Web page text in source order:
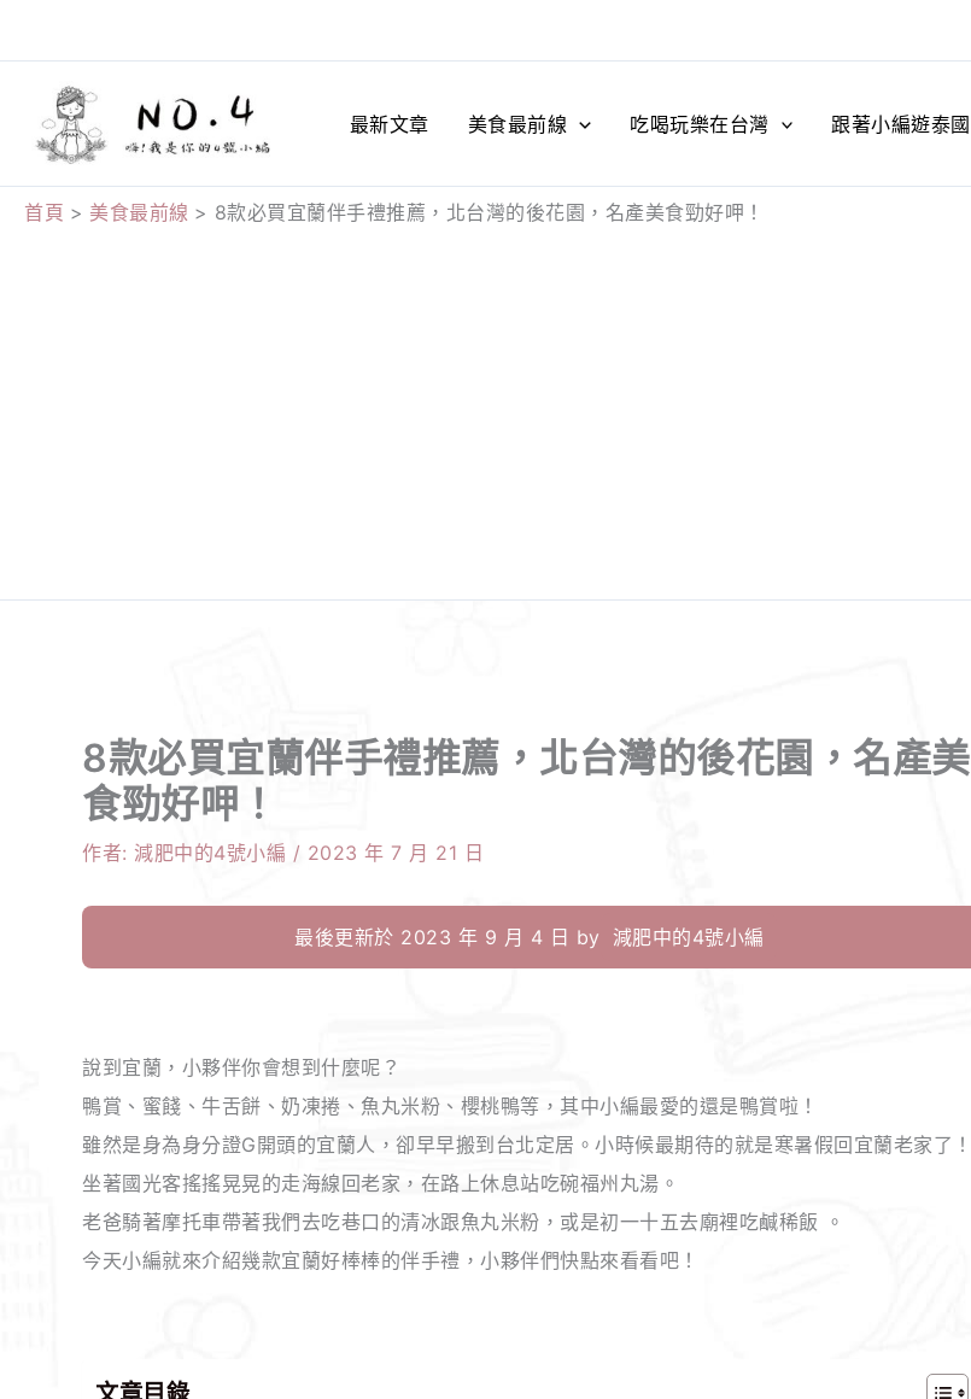
至
最新文章 美食最前線 吃喝玩樂在台灣 跟著小編遊泰國
首頁 美食最前線 8款必買宜蘭伴手禮推薦，北台灣的後花園，名產美食勁好呷！
8款必買宜蘭伴手禮推薦，北台灣的後花園，名產美
食勁好呷！
作者: 減肥中的4號小編 / 2023 年 7 月 21 日
最後更新於 2023 年 9 月 4 日 by 減肥中的4號小編
說到宜蘭，小夥伴你會想到什麼呢？
鴨賞、蜜餞、牛舌餅、奶凍捲、魚丸米粉、櫻桃鴨等，其中小編最愛的還是鴨賞啦！
雖然是身為身分證G開頭的宜蘭人，卻早早搬到台北定居。小時候最期待的就是寒暑假回宜蘭老家了！
坐著國光客搖搖晃晃的走海線回老家，在路上休息站吃碗福州丸湯。
老爸騎著摩托車帶著我們去吃巷口的清冰跟魚丸米粉，或是初一十五去廟裡吃鹹稀飯 。
今天小編就來介紹幾款宜蘭好棒棒的伴手禮，小夥伴們快點來看看吧！
文章目錄